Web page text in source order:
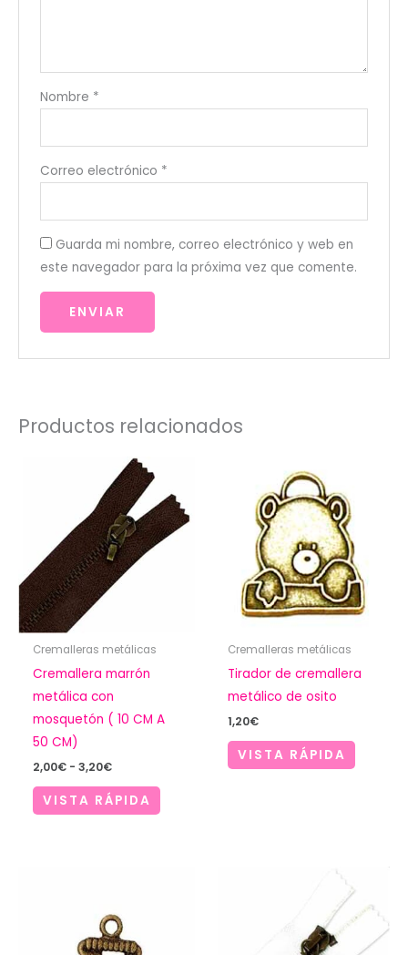
Nombre *
Correo electrónico *
Guarda mi nombre, correo electrónico y web en
este navegador para la próxima vez que comente.
Productos relacionados
Cremalleras metálicas
Cremallera marrón
metálica con
mosquetón ( 10 CM A
50 CM)
2,00€ - 3,20€Rango
precios:
desde
VISTA RÁPIDA
Cremalleras metálicas
Tirador de cremallera
metálico de osito
1,20€
VISTA RÁPIDA